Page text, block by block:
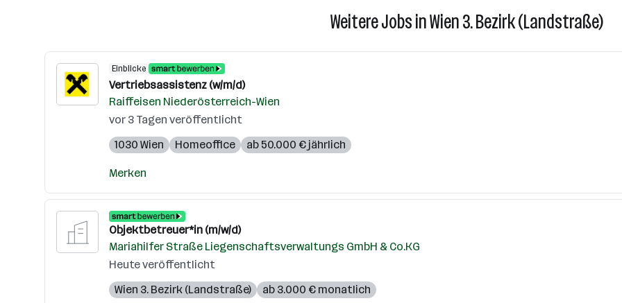
Weitere Jobs in Wien 3. Bezirk (Landstraße)
Einblicke
Vertriebsassistenz (w/m/d)
Raiffeisen Niederösterreich-Wien
vor 3 Tagen veröffentlicht
1030 Wien
Homeoffice ab 50.000 € jährlich
Merken
Objektbetreuer*in (m/w/d)
Mariahilfer Straße Liegenschaftsverwaltungs GmbH & Co.KG
Heute veröffentlicht
Wien 3. Bezirk (Landstraße)
ab 3.000 € monatlich